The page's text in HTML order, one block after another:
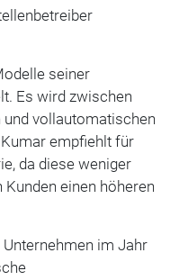
seiner
Es wird zwischen
vollautomatischen
empfiehlt für
da diese weniger
einen höheren
im Jahr